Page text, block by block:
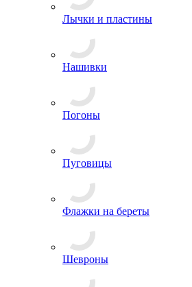
Лычки и пластины
Нашивки
Погоны
Пуговицы
Флажки на береты
Шевроны